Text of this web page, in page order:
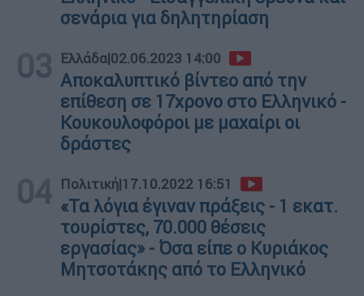
σενάρια για δηλητηρίαση
03 Ελλάδα|02.06.2023 14:00
Αποκαλυπτικό βίντεο από την
επίθεση σε 17χρονο στο Ελληνικό -
Κουκουλοφόροι με μαχαίρι οι
δράστες
04 Πολιτική|17.10.2022 16:51
«Τα λόγια έγιναν πράξεις - 1 εκατ.
τουρίστες, 70.000 θέσεις
εργασίας» - Όσα είπε ο Κυριάκος
Μητσοτάκης από το Ελληνικό